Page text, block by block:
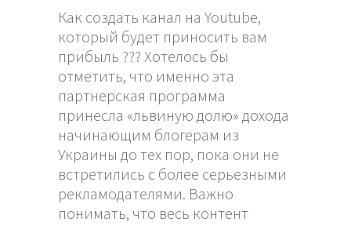
Как создать канал на Youtube,
который будет приносить вам
прибыль ??? Хотелось бы
отметить, что именно эта
партнерская программа
принесла «львиную долю» дохода
начинающим блогерам из
Украины до тех пор, пока они не
встретились с более серьезными
рекламодателями. Важно
понимать, что весь контент